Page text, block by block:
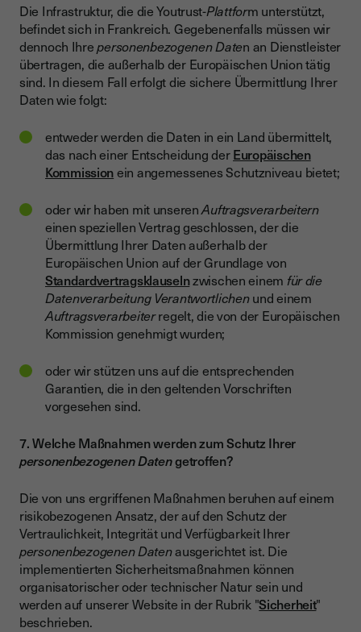
Die Infrastruktur, die die Youtrust-Plattform unterstützt,
befindet sich in Frankreich. Gegebenenfalls müssen wir
dennoch Ihrepersonenbezogenen Daten an Dienstleister
übertragen, die außerhalb der Europäischen Union tätig
sind. In diesem Fall erfolgt die sichere Übermittlung Ihrer
Daten wie folgt:
entweder werden die Daten in ein Land übermittelt,
das nach einer Entscheidung derEuropäischen
Kommissionein angemessenes Schutzniveau bietet;
oder wir haben mit unserenAuftragsverarbeitern
einen speziellen Vertrag geschlossen, der die
Übermittlung Ihrer Daten außerhalb der
Europäischen Union auf der Grundlage von
Standardvertragsklauselnzwischen einem für die
Datenverarbeitung Verantwortlichenund einem
Auftragsverarbeiterregelt, die von der Europäischen
Kommission genehmigt wurden;
oder wir stützen uns auf die entsprechenden
Garantien, die in den geltenden Vorschriften
vorgesehen sind.
7. Welche Maßnahmen werden zum Schutz Ihrer
personenbezogenen Datengetroffen?
Die von uns ergriffenen Maßnahmen beruhen auf einem
risikobezogenen Ansatz, der auf den Schutz der
Vertraulichkeit, Integrität und Verfügbarkeit Ihrer
personenbezogenen Datenausgerichtet ist. Die
implementierten Sicherheitsmaßnahmen können
organisatorischer oder technischer Natur sein und
werden auf unserer Website in der Rubrik "Sicherheit"
beschrieben.